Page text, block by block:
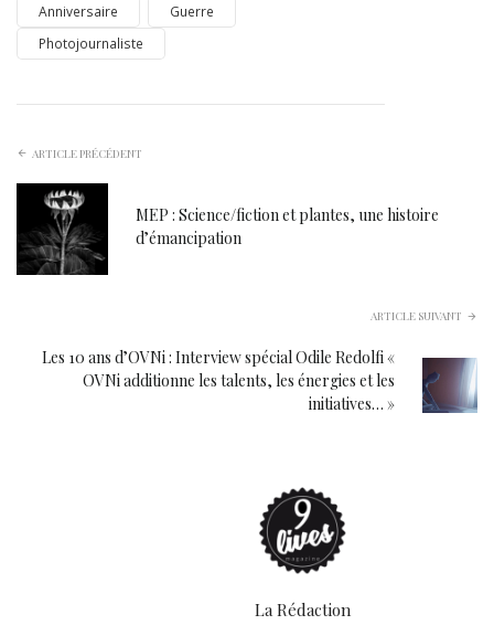
Anniversaire
Guerre
Photojournaliste
ARTICLE PRÉCÉDENT
MEP : Science/fiction et plantes, une histoire
d’émancipation
ARTICLE SUIVANT
Les 10 ans d’OVNi : Interview spécial Odile Redolfi «
OVNi additionne les talents, les énergies et les
initiatives… »
La Rédaction